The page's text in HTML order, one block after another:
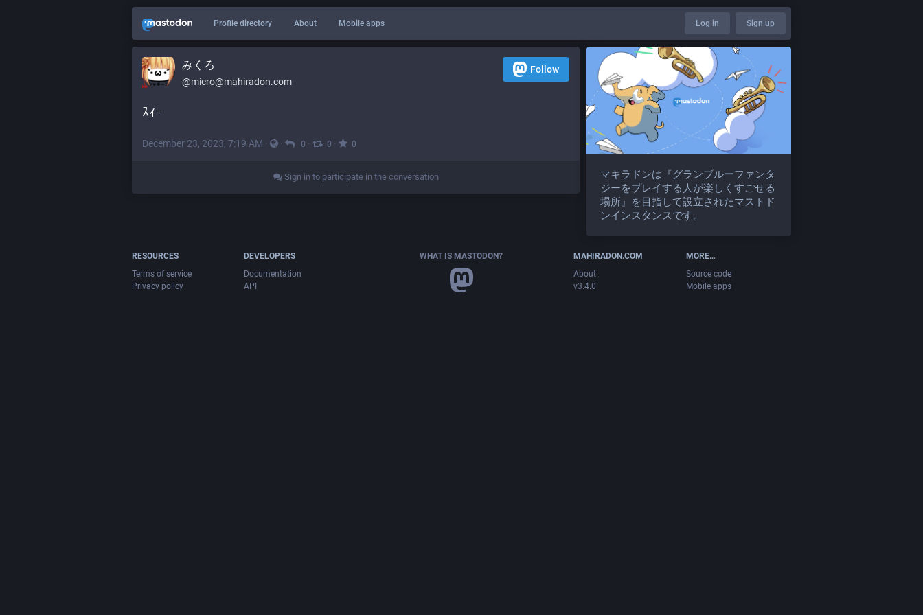
Profile directory About Mobile apps Log in Sign up
みくろ
@micro@mahiradon.com
Follow
ｽｨｰ
December 23, 2023, 7:19 AM · · 0 · 0 · 0
Sign in to participate in the conversation
マキラドンは『グランブルーファンタ
ジーをプレイする人が楽しくすごせる
場所』を目指して設立されたマストド
ンインスタンスです。
RESOURCES
Terms of service
Privacy policy
DEVELOPERS
Documentation
API
WHAT IS MASTODON?
MAHIRADON.COM
About
v3.4.0
MORE…
Source code
Mobile apps